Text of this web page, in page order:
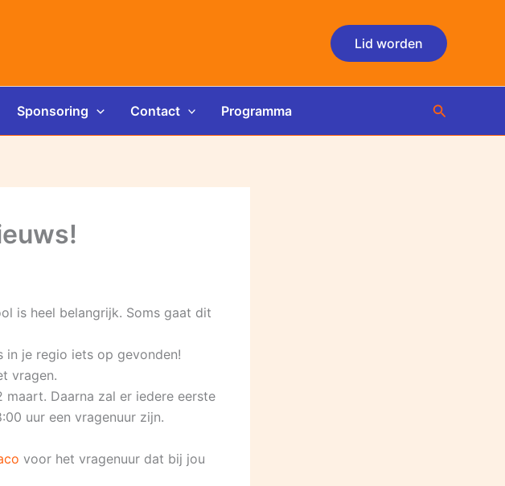
Lid worden
Sponsoring Contact Programma Zoeken
is heel belangrijk. Soms gaat dit
in je regio iets op gevonden!
vragen.
maart. Daarna zal er iedere eerste
uur een vragenuur zijn.
voor het vragenuur dat bij jou